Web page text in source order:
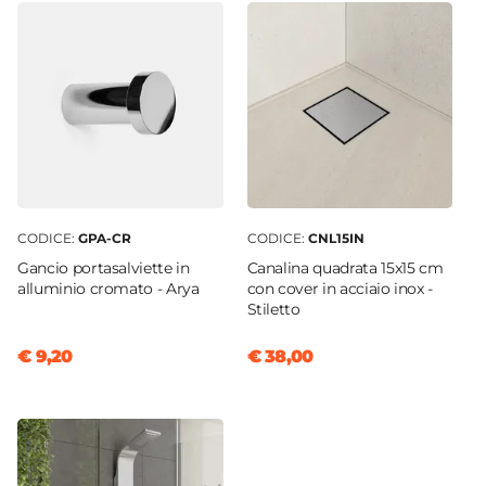
CODICE: GPA-CR
Gancio portasalviette in
alluminio cromato - Arya
€ 9,20
CODICE: CNL15IN
Canalina quadrata 15x15 cm
con cover in acciaio inox -
Stiletto
€ 38,00